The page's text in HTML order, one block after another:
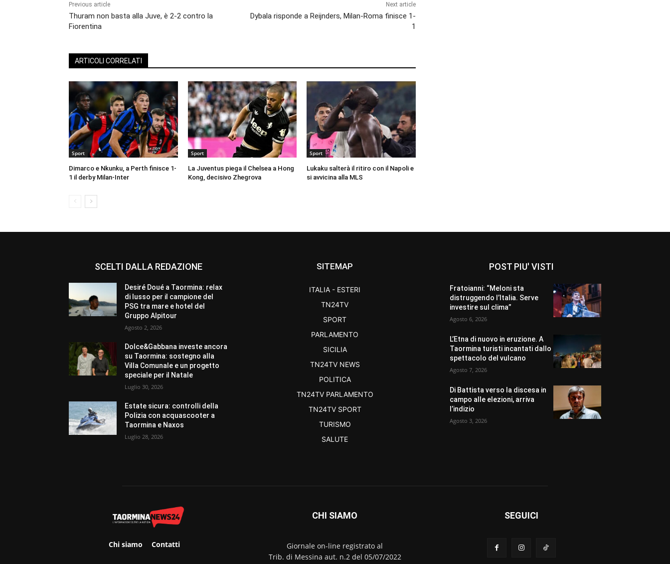
Previous article
Thuram non basta alla Juve, è 2-2 contro la
Fiorentina
Next article
Dybala risponde a Reijnders, Milan-Roma finisce 1-
1
ARTICOLI CORRELATI
Sport
Dimarco e Nkunku, a Perth finisce 1-
1 il derby Milan-Inter
Sport
La Juventus piega il Chelsea a Hong
Kong, decisivo Zhegrova
Sport
Lukaku salterà il ritiro con il Napoli e
si avvicina alla MLS
SCELTI DALLA REDAZIONE
Desiré Doué a Taormina: relax
di lusso per il campione del
PSG tra mare e hotel del
Gruppo Alpitour
Agosto 2, 2026
Dolce&Gabbana investe ancora
su Taormina: sostegno alla
Villa Comunale e un progetto
speciale per il Natale
Luglio 30, 2026
Estate sicura: controlli della
Polizia con acquascooter a
Taormina e Naxos
Luglio 28, 2026
SITEMAP
ITALIA - ESTERI
TN24TV
SPORT
PARLAMENTO
SICILIA
TN24TV NEWS
POLITICA
TN24TV PARLAMENTO
TN24TV SPORT
TURISMO
SALUTE
POST PIU' VISTI
Fratoianni: “Meloni sta
distruggendo l’Italia. Serve
investire sul clima”
Agosto 6, 2026
L’Etna di nuovo in eruzione. A
Taormina turisti incantati dallo
spettacolo del vulcano
Agosto 7, 2026
Di Battista verso la discesa in
campo alle elezioni, arriva
l’indizio
Agosto 3, 2026
Chi siamo Contatti
CHI SIAMO
Giornale on-line registrato al
Trib. di Messina aut. n.2 del 05/07/2022
SEGUICI